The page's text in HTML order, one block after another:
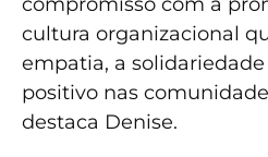
cultura organizacional
empatia, a
positivo nas
destaca Denise.